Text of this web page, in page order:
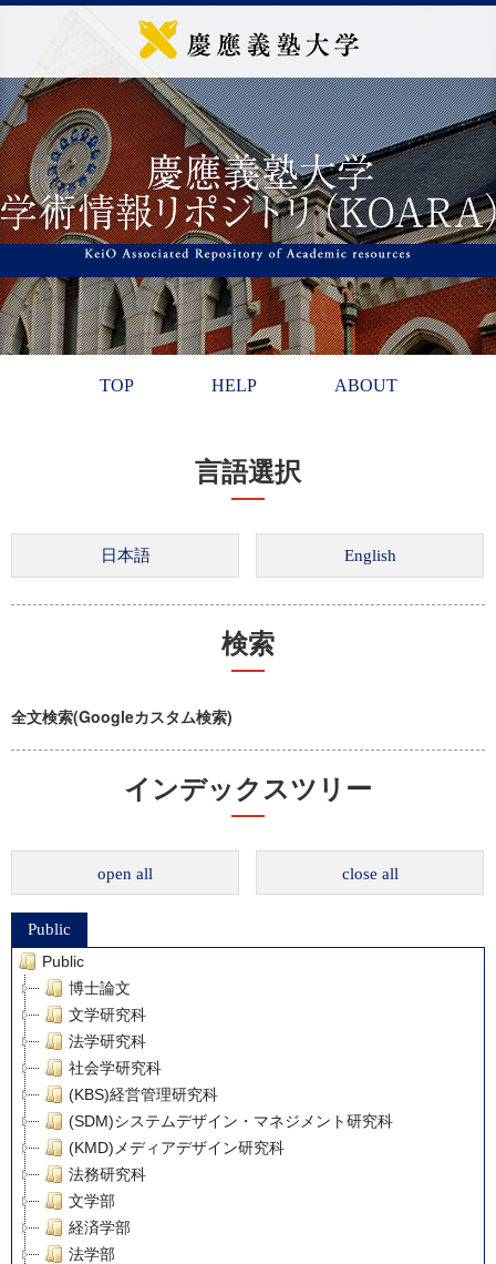
TOP HELP ABOUT
言語選択
検索
全文検索(Googleカスタム検索)
インデックスツリー
open all close all
Public
Public
博士論文
文学研究科
法学研究科
社会学研究科
(KBS)経営管理研究科
(SDM)システムデザイン・マネジメント研究科
(KMD)メディアデザイン研究科
法務研究科
文学部
経済学部
法学部